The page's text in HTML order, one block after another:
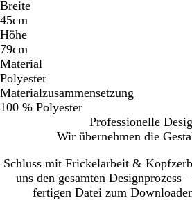
Breite
45cm
Höhe
79cm
Material
Polyester
Materialzusammensetzung
100 % Polyester
Professionelle
Wir übernehmen die
Schluss mit Frickelarbeit &
uns den gesamten Designprozess
fertigen Datei zum